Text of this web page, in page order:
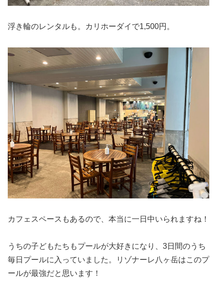
浮き輪のレンタルも。カリホーダイで1,500円。
カフェスペースもあるので、本当に一日中いられますね！
うちの子どもたちもプールが大好きになり、3日間のうち
毎日プールに入っていました。リゾナーレ八ヶ岳はこのプ
ールが最強だと思います！